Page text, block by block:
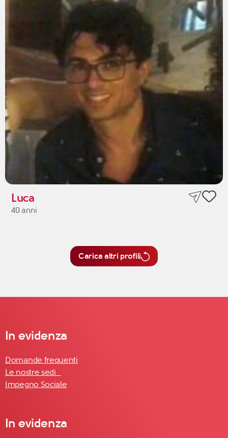
Luca
40 anni
Carica altri profili
In evidenza
Domande frequenti
Le nostre sedi
Impegno Sociale
In evidenza